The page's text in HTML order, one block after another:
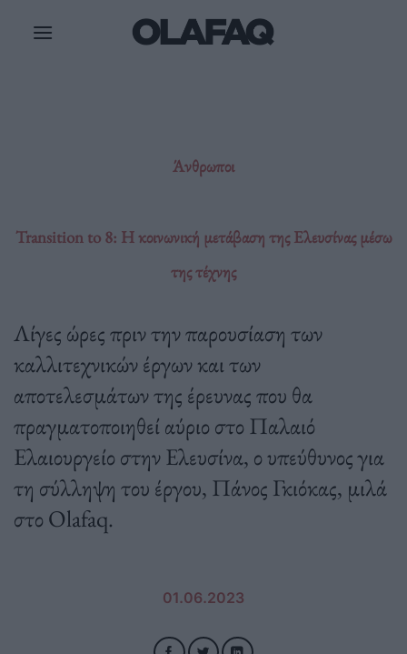
Άνθρωποι
Transition to 8: Η κοινωνική μετάβαση της Ελευσίνας μέσω
της τέχνης
Λίγες ώρες πριν την παρουσίαση των
καλλιτεχνικών έργων και των
αποτελεσμάτων της έρευνας που θα
πραγματοποιηθεί αύριο στο Παλαιό
Ελαιουργείο στην Ελευσίνα, ο υπεύθυνος για
τη σύλληψη του έργου, Πάνος Γκιόκας, μιλά
στο Olafaq.
01.06.2023